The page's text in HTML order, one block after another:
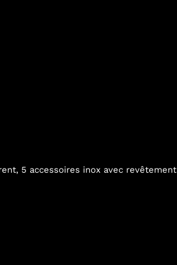
5 accessoires inox avec revêtement